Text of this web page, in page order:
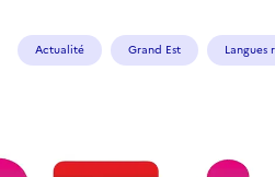
Actualité Grand Est Langues